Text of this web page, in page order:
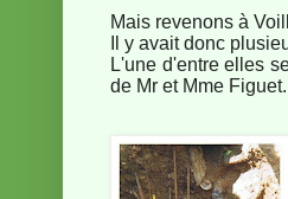
Mais revenons à
Il y avait donc
L'une d'entre elles
de Mr et Mme Figuet.